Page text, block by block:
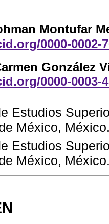
Montufar
0000-0002-
González
0000-0003-
Estudios
México,
Estudios
México,